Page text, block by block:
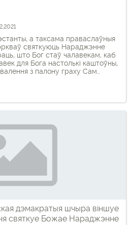
а таксама праваслаўныя
святкуюць Нараджэнне
што Бог стаў чалавекам, каб
для Бога настолькі каштоўны,
з палону граху Сам
як ляжыць у яслях […]
дэмакратыя шчыра віншуе
святкуе Божае Нараджэнне